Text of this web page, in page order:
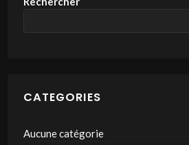
CATEGORIES
Aucune catégorie